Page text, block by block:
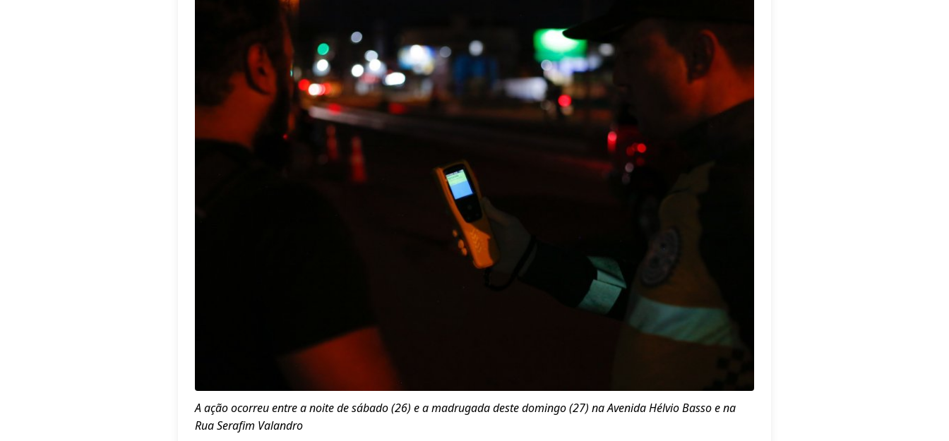
A ação ocorreu entre a noite de sábado (26) e a madrugada deste domingo (27) na Avenida Hélvio Basso e na
Rua Serafim Valandro